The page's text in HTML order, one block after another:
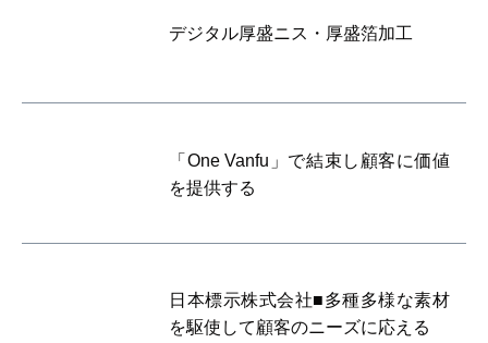
デジタル厚盛ニス・厚盛箔加工
「One Vanfu」で結束し顧客に価値
を提供する
日本標示株式会社■多種多様な素材
を駆使して顧客のニーズに応える